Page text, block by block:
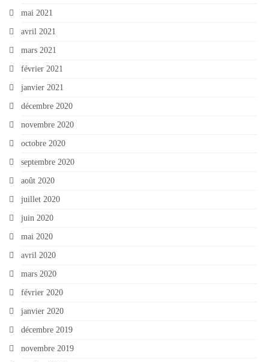
mai 2021
avril 2021
mars 2021
février 2021
janvier 2021
décembre 2020
novembre 2020
octobre 2020
septembre 2020
août 2020
juillet 2020
juin 2020
mai 2020
avril 2020
mars 2020
février 2020
janvier 2020
décembre 2019
novembre 2019